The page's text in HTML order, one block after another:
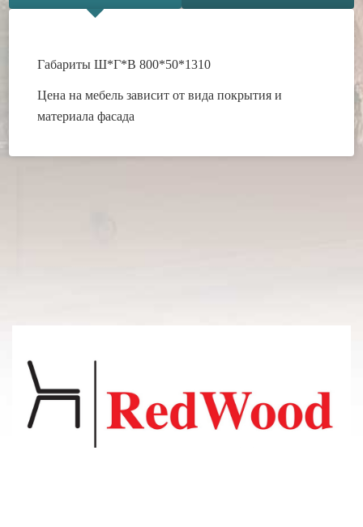
Габариты Ш*Г*В 800*50*1310
Цена на мебель зависит от вида покрытия и
материала фасада